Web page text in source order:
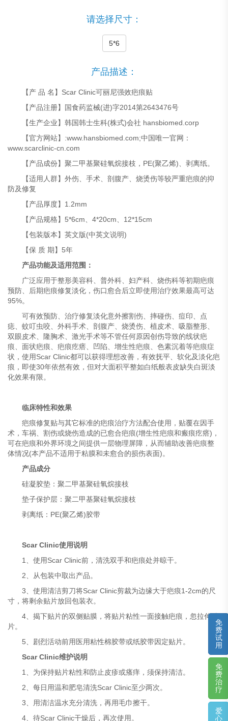
请选择尺寸：
5*6
产品描述：
【产 品 名】Scar Clinic可丽尼强效疤痕贴
【产品注册】国食药监械(进)字2014第2643476号
【生产企业】韩国韩士生科(株式)会社 hansbiomed.corp
【官方网站】:www.hansbiomed.com;中国唯一官网：
www.scarclinic-cn.com
【产品成份】聚二甲基聚硅氧烷接枝，PE(聚乙烯)、剥离纸。
【适用人群】外伤、手术、剖腹产、烧烫伤等较严重疤痕的抑
防及修复
【产品厚度】1.2mm
【产品规格】5*6cm、4*20cm、12*15cm
【包装版本】英文版(中英文说明)
【保 质 期】5年
产品功能及适用范围：
广泛应用于整形美容科、普外科、妇产科、烧伤科等初期疤痕
预防、后期疤痕修复淡化，伤口愈合后立即使用治疗效果最高可达
95%。
可有效预防、治疗修复淡化意外擦割伤、摔碰伤、痘印、点
痣、蚊叮虫咬、外科手术、剖腹产、烧烫伤、植皮术、吸脂整形、
双眼皮术、隆胸术、激光手术等不管任何原因创伤导致的线状疤
痕、面状疤痕、疤痕疙瘩、凹陷、增生性疤痕、色素沉着等疤痕症
状，使用Scar Clinic都可以获得理想改善，有效抚平、软化及淡化疤
痕，即使30年依然有效，但对大面积平整如白纸般表皮缺失白斑淡
化效果有限。
临床特性和效果
疤痕修复贴与其它标准的疤痕治疗方法配合使用，贴覆在因手
术，车祸、割伤或烧伤造成的已愈合疤痕(增生性疤痕和瘢痕疙瘩)，
可在疤痕和外界环境之间提供一层物理屏障，从而辅助改善疤痕整
体情况(本产品不适用于粘膜和未愈合的损伤表面)。
产品成分
硅凝胶垫：聚二甲基聚硅氧烷接枝
垫子保护层：聚二甲基聚硅氧烷接枝
剥离纸：PE(聚乙烯)胶带
Scar Clinic使用说明
1、使用Scar Clinic前，清洗双手和疤痕处并晾干。
2、从包装中取出产品。
3、使用清洁剪刀将Scar Clinic剪裁为边缘大于疤痕1-2cm的尺
寸，将剩余贴片放回包装衣。
4、揭下贴片的双侧贴膜，将贴片粘性一面接触疤痕，忽拉伸贴
片。
5、剧烈活动前用医用粘性棉胶带或纸胶带因定贴片。
Scar Clinic维护说明
1、为保持贴片粘性和防止皮疹或瘙痒，须保持清洁。
2、每日用温和肥皂清洗Scar Clinic至少两次。
3、用清洁温水充分清洗，再用毛巾擦干。
4、待Scar Clinic干燥后，再次使用。
免
费
试
用
免
费
治
疗
爱
心